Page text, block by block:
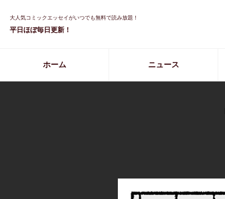
大人気コミックエッセイがいつでも無料で読み放題！
平日ほぼ毎日更新！
ホーム ニュース